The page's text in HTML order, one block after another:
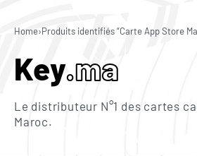
Home›Produits identifiés “Carte App Store
Key.ma
Le distributeur N°1 des cartes
Maroc.